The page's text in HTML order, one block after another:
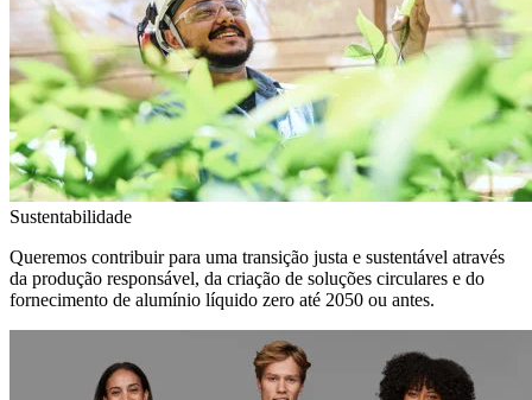
Sustentabilidade
Queremos contribuir para uma transição justa e sustentável através
da produção responsável, da criação de soluções circulares e do
fornecimento de alumínio líquido zero até 2050 ou antes.